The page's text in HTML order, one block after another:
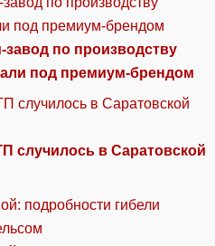
по производству
под премиум-брендом
случилось в Саратовской